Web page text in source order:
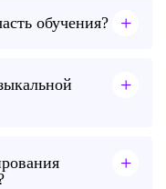
обучения? +
+
+